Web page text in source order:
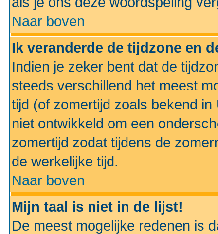
Naar boven
Ik veranderde de tijdzone en
Indien je zeker bent dat de
steeds verschillend het meest
tijd (of zomertijd zoals bekend
niet ontwikkeld om een
zomertijd zodat tijdens de
de werkelijke tijd.
Naar boven
Mijn taal is niet in de lijst!
De meest mogelijke redenen is